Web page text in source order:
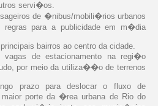
servi�os.
de �nibus/mobili�rios urbanos
para a publicidade em m�dia
bairros ao centro da cidade.
de estacionamento na regi�o
por meio da utiliza��o de terrenos
prazo para deslocar o fluxo de
porte da �rea urbana de Rio do